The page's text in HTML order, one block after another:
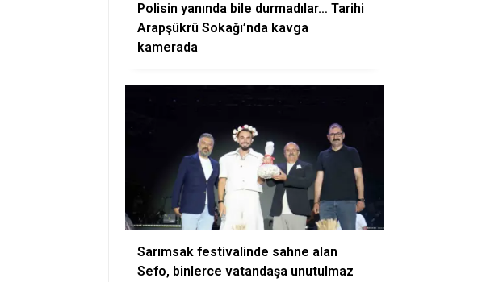
Polisin yanında bile durmadılar… Tarihi
Arapşükrü Sokağı’nda kavga
kamerada
Sarımsak festivalinde sahne alan
Sefo, binlerce vatandaşa unutulmaz